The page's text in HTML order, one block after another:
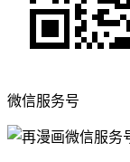
微信服务号